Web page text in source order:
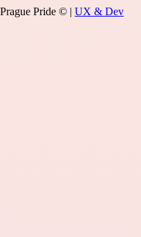
Prague Pride © | UX & Dev